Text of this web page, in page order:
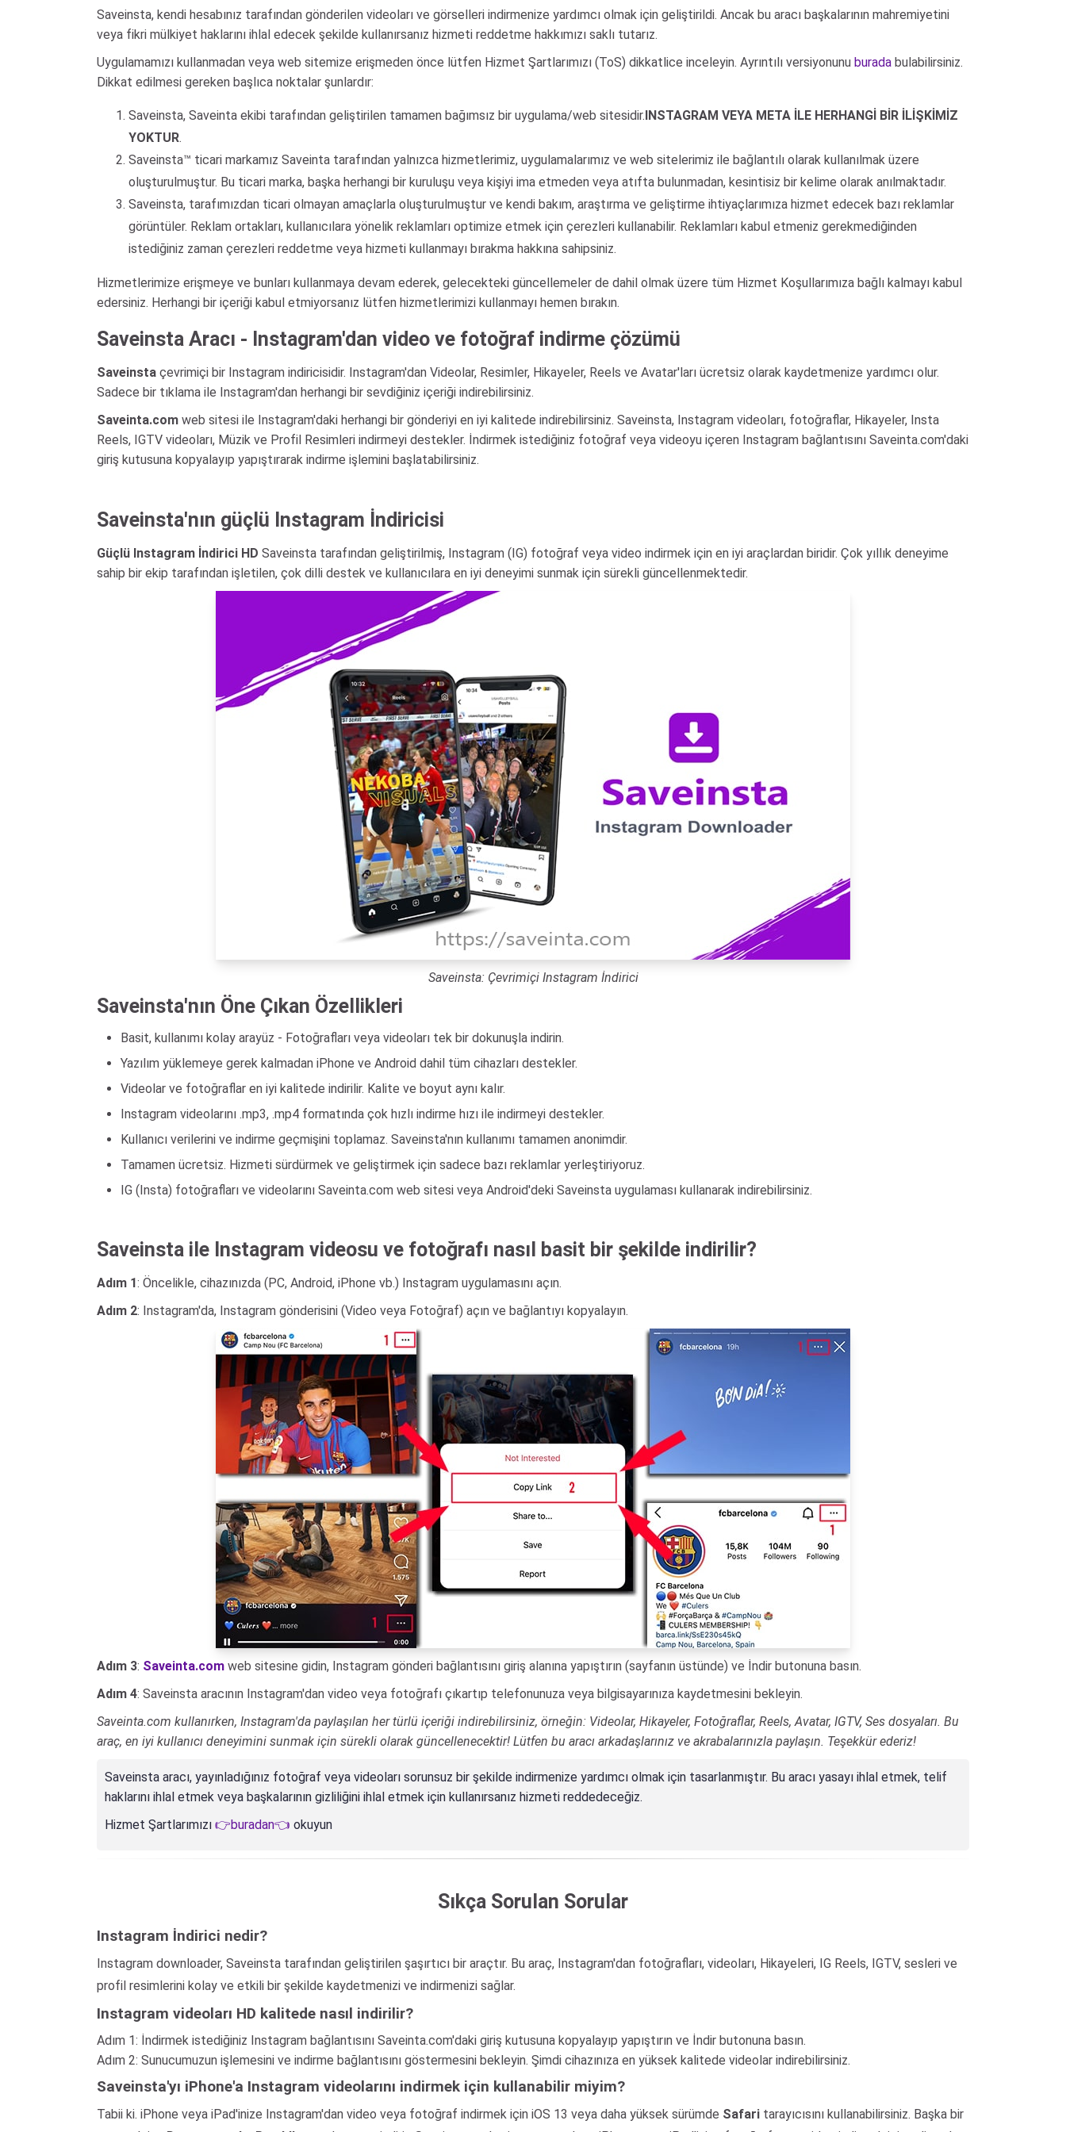
Saveinsta, kendi hesabınız tarafından gönderilen videoları ve görselleri indirmenize yardımcı olmak için geliştirildi. Ancak bu aracı başkalarının mahremiyetini
veya fikri mülkiyet haklarını ihlal edecek şekilde kullanırsanız hizmeti reddetme hakkımızı saklı tutarız.
Uygulamamızı kullanmadan veya web sitemize erişmeden önce lütfen Hizmet Şartlarımızı (ToS) dikkatlice inceleyin. Ayrıntılı versiyonunu burada bulabilirsiniz.
Dikkat edilmesi gereken başlıca noktalar şunlardır:
Saveinsta, Saveinta ekibi tarafından geliştirilen tamamen bağımsız bir uygulama/web sitesidir.INSTAGRAM VEYA META İLE HERHANGİ BİR İLİŞKİMİZ
YOKTUR.
Saveinsta™ ticari markamız Saveinta tarafından yalnızca hizmetlerimiz, uygulamalarımız ve web sitelerimiz ile bağlantılı olarak kullanılmak üzere
oluşturulmuştur. Bu ticari marka, başka herhangi bir kuruluşu veya kişiyi ima etmeden veya atıfta bulunmadan, kesintisiz bir kelime olarak anılmaktadır.
Saveinsta, tarafımızdan ticari olmayan amaçlarla oluşturulmuştur ve kendi bakım, araştırma ve geliştirme ihtiyaçlarımıza hizmet edecek bazı reklamlar
görüntüler. Reklam ortakları, kullanıcılara yönelik reklamları optimize etmek için çerezleri kullanabilir. Reklamları kabul etmeniz gerekmediğinden
istediğiniz zaman çerezleri reddetme veya hizmeti kullanmayı bırakma hakkına sahipsiniz.
Hizmetlerimize erişmeye ve bunları kullanmaya devam ederek, gelecekteki güncellemeler de dahil olmak üzere tüm Hizmet Koşullarımıza bağlı kalmayı kabul
edersiniz. Herhangi bir içeriği kabul etmiyorsanız lütfen hizmetlerimizi kullanmayı hemen bırakın.
Saveinsta Aracı - Instagram'dan video ve fotoğraf indirme çözümü
Saveinsta çevrimiçi bir Instagram indiricisidir. Instagram'dan Videolar, Resimler, Hikayeler, Reels ve Avatar'ları ücretsiz olarak kaydetmenize yardımcı olur.
Sadece bir tıklama ile Instagram'dan herhangi bir sevdiğiniz içeriği indirebilirsiniz.
Saveinta.com web sitesi ile Instagram'daki herhangi bir gönderiyi en iyi kalitede indirebilirsiniz. Saveinsta, Instagram videoları, fotoğraflar, Hikayeler, Insta
Reels, IGTV videoları, Müzik ve Profil Resimleri indirmeyi destekler. İndirmek istediğiniz fotoğraf veya videoyu içeren Instagram bağlantısını Saveinta.com'daki
giriş kutusuna kopyalayıp yapıştırarak indirme işlemini başlatabilirsiniz.
Saveinsta'nın güçlü Instagram İndiricisi
Güçlü Instagram İndirici HD Saveinsta tarafından geliştirilmiş, Instagram (IG) fotoğraf veya video indirmek için en iyi araçlardan biridir. Çok yıllık deneyime
sahip bir ekip tarafından işletilen, çok dilli destek ve kullanıcılara en iyi deneyimi sunmak için sürekli güncellenmektedir.
Saveinsta: Çevrimiçi Instagram İndirici
Saveinsta'nın Öne Çıkan Özellikleri
Basit, kullanımı kolay arayüz - Fotoğrafları veya videoları tek bir dokunuşla indirin.
Yazılım yüklemeye gerek kalmadan iPhone ve Android dahil tüm cihazları destekler.
Videolar ve fotoğraflar en iyi kalitede indirilir. Kalite ve boyut aynı kalır.
Instagram videolarını .mp3, .mp4 formatında çok hızlı indirme hızı ile indirmeyi destekler.
Kullanıcı verilerini ve indirme geçmişini toplamaz. Saveinsta'nın kullanımı tamamen anonimdir.
Tamamen ücretsiz. Hizmeti sürdürmek ve geliştirmek için sadece bazı reklamlar yerleştiriyoruz.
IG (Insta) fotoğrafları ve videolarını Saveinta.com web sitesi veya Android'deki Saveinsta uygulaması kullanarak indirebilirsiniz.
Saveinsta ile Instagram videosu ve fotoğrafı nasıl basit bir şekilde indirilir?
Adım 1: Öncelikle, cihazınızda (PC, Android, iPhone vb.) Instagram uygulamasını açın.
Adım 2: Instagram'da, Instagram gönderisini (Video veya Fotoğraf) açın ve bağlantıyı kopyalayın.
Adım 3: Saveinta.com web sitesine gidin, Instagram gönderi bağlantısını giriş alanına yapıştırın (sayfanın üstünde) ve İndir butonuna basın.
Adım 4: Saveinsta aracının Instagram'dan video veya fotoğrafı çıkartıp telefonunuza veya bilgisayarınıza kaydetmesini bekleyin.
Saveinta.com kullanırken, Instagram'da paylaşılan her türlü içeriği indirebilirsiniz, örneğin: Videolar, Hikayeler, Fotoğraflar, Reels, Avatar, IGTV, Ses dosyaları. Bu
araç, en iyi kullanıcı deneyimini sunmak için sürekli olarak güncellenecektir! Lütfen bu aracı arkadaşlarınız ve akrabalarınızla paylaşın. Teşekkür ederiz!
Saveinsta aracı, yayınladığınız fotoğraf veya videoları sorunsuz bir şekilde indirmenize yardımcı olmak için tasarlanmıştır. Bu aracı yasayı ihlal etmek, telif
haklarını ihlal etmek veya başkalarının gizliliğini ihlal etmek için kullanırsanız hizmeti reddedeceğiz.
Hizmet Şartlarımızı 👉buradan👈 okuyun
Sıkça Sorulan Sorular
Instagram İndirici nedir?
Instagram downloader, Saveinsta tarafından geliştirilen şaşırtıcı bir araçtır. Bu araç, Instagram'dan fotoğrafları, videoları, Hikayeleri, IG Reels, IGTV, sesleri ve
profil resimlerini kolay ve etkili bir şekilde kaydetmenizi ve indirmenizi sağlar.
Instagram videoları HD kalitede nasıl indirilir?
Adım 1: İndirmek istediğiniz Instagram bağlantısını Saveinta.com'daki giriş kutusuna kopyalayıp yapıştırın ve İndir butonuna basın.
Adım 2: Sunucumuzun işlemesini ve indirme bağlantısını göstermesini bekleyin. Şimdi cihazınıza en yüksek kalitede videolar indirebilirsiniz.
Saveinsta'yı iPhone'a Instagram videolarını indirmek için kullanabilir miyim?
Tabii ki. iPhone veya iPad'inize Instagram'dan video veya fotoğraf indirmek için iOS 13 veya daha yüksek sürümde Safari tarayıcısını kullanabilirsiniz. Başka bir